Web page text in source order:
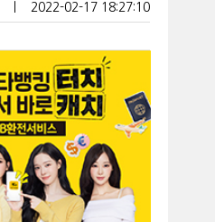
2022-02-17 18:27:10